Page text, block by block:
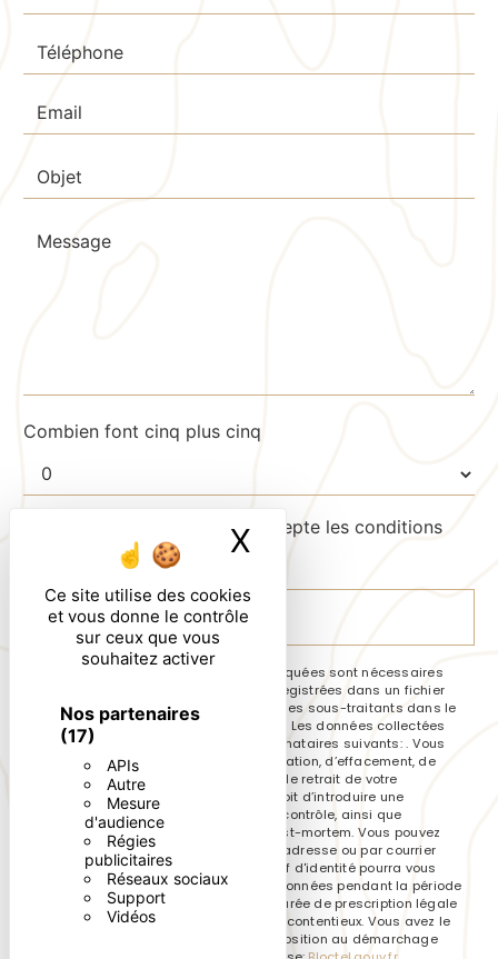
Ce site utilise des cookies
et vous donne le contrôle
sur ceux que vous
souhaitez activer
Nos partenaires
(17)
APIs
Autre
Mesure
d'audience
Régies
publicitaires
Réseaux sociaux
Support
Vidéos
X Masquer le
Combien font cinq plus cinq
En cochant cette case, j'accepte les conditions
particulières ci-dessous **
ENVOYER
** Les données personnelles communiquées sont nécessaires
aux fins de vous contacter et sont enregistrées dans un fichier
informatisé. Elles sont destinées à et ses sous-traitants dans le
seul but de répondre à votre message. Les données collectées
seront communiquées aux seuls destinataires suivants: . Vous
disposez de droits d’accès, de rectification, d’effacement, de
portabilité, de limitation, d’opposition, de retrait de votre
consentement à tout moment et du droit d’introduire une
réclamation auprès d’une autorité de contrôle, ainsi que
d’organiser le sort de vos données post-mortem. Vous pouvez
exercer ces droits par voie postale à l'adresse ou par courrier
électronique à l'adresse . Un justificatif d'identité pourra vous
être demandé. Nous conservons vos données pendant la période
de prise de contact puis pendant la durée de prescription légale
aux fins probatoires et de gestion des contentieux. Vous avez le
droit de vous inscrire sur la liste d'opposition au démarchage